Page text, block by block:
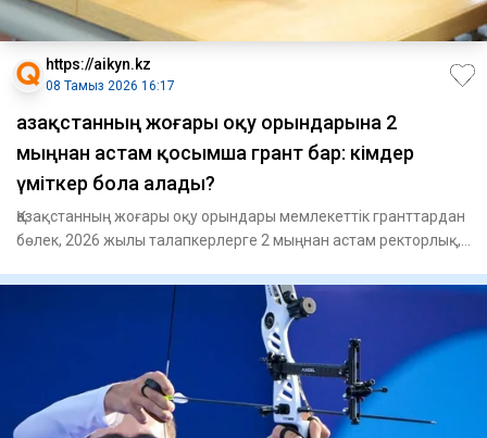
https://aikyn.kz
08 Тамыз 2026 16:17
Қазақстанның жоғары оқу орындарына 2
мыңнан астам қосымша грант бар: кімдер
үміткер бола алады?
Қазақстанның жоғары оқу орындары мемлекеттік гранттардан
бөлек, 2026 жылы талапкерлерге 2 мыңнан астам ректорлық,